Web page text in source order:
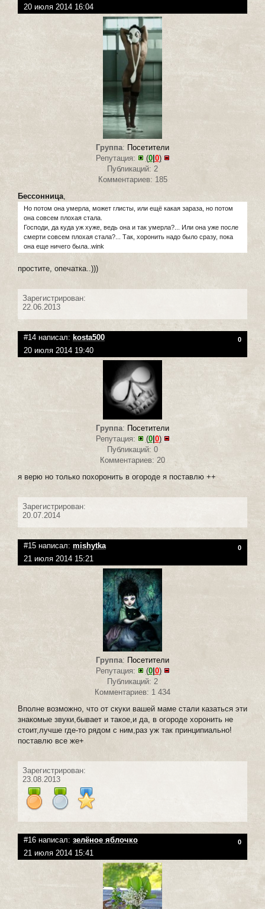
20 июля 2014 16:04
Группа: Посетители
Репутация:
(0| 0)
Публикаций: 2
Комментариев: 185
Бессонница
Но потом она умерла, может глисты, или ещё какая зараза, но потом
она совсем плохая стала.
Господи, да куда уж хуже, ведь она и так умерла?... Или она уже после
смерти совсем плохая стала?... Так, хоронить надо было сразу, пока
она еще ничего была..wink
простите, опечатка..)))
Зарегистрирован:
22.06.2013
#14 написал: kosta500 0
20 июля 2014 19:40
Группа: Посетители
Репутация:
(0| 0)
Публикаций: 0
Комментариев: 20
я верю но только похоронить в огороде я поставлю ++
Зарегистрирован:
20.07.2014
#15 написал: mishytka 0
21 июля 2014 15:21
Группа: Посетители
Репутация:
(0| 0)
Публикаций: 2
Комментариев: 1 434
Вполне возможно, что от скуки вашей маме стали казаться эти
знакомые звуки,бывает и такое,и да, в огороде хоронить не
стоит,лучше где-то рядом с ним,раз уж так принципиально!
поставлю все же+
Зарегистрирован:
23.08.2013
#16 написал: зелёное яблочко 0
21 июля 2014 15:41